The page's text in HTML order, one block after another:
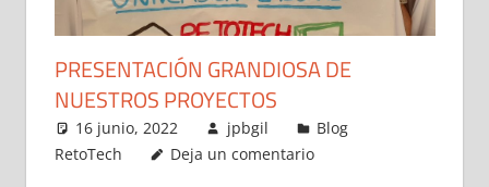
PRESENTACIÓN GRANDIOSA DE
NUESTROS PROYECTOS
16 junio, 2022 jpbgil
Blog
RetoTech
Deja un comentario